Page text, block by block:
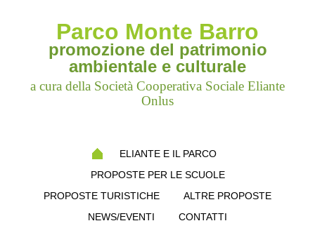
Parco Monte Barro
promozione del patrimonio
ambientale e culturale
a cura della Società Cooperativa Sociale Eliante
Onlus
ELIANTE E IL PARCO
PROPOSTE PER LE SCUOLE
PROPOSTE TURISTICHE
ALTRE PROPOSTE
NEWS/EVENTI
CONTATTI